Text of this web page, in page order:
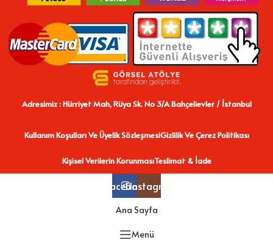
Adresimiz : Hürriyet Mah, Rüya Sk. No 3/A Bahçelievler / İstanbul
Kullanım Koşulları Ve Üyelik SözleşmesiGizlilik Ve Çerez Politikası
Kişisel Verilerin KorunmasıTeslimat & İade
FacebookInstagram
Ana Sayfa
Menü